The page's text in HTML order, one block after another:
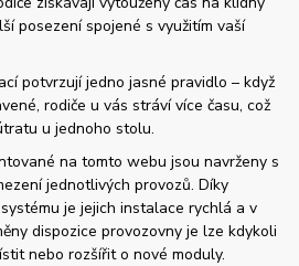
posezení spojené s využitím vaší
potvrzují jedno jasné pravidlo – když
rodiče u vás stráví více času, což
u jednoho stolu.
na tomto webu jsou navrženy s
jednotlivých provozů. Díky
je jejich instalace rychlá a v
dispozice provozovny je lze kdykoli
nebo rozšířit o nové moduly.